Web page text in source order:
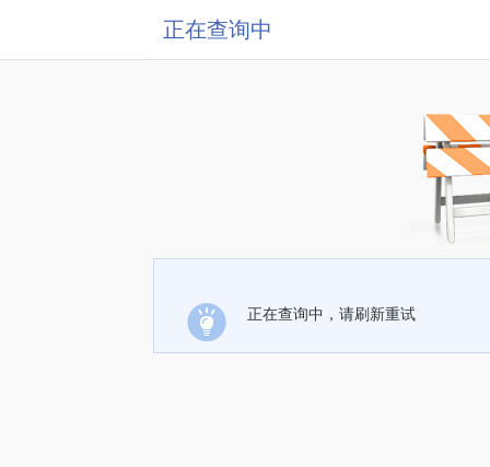
正在查询中
正在查询中，请刷新重试